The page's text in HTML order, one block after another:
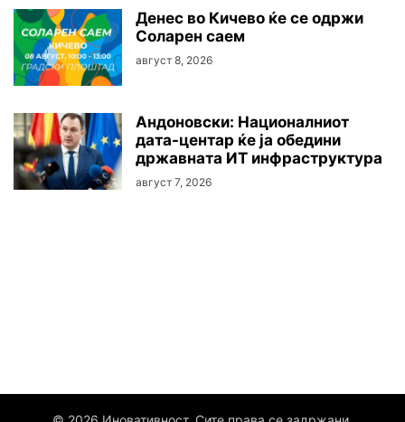
Денес во Кичево ќе се одржи
Соларен саем
август 8, 2026
Андоновски: Националниот
дата-центар ќе ја обедини
државната ИТ инфраструктура
август 7, 2026